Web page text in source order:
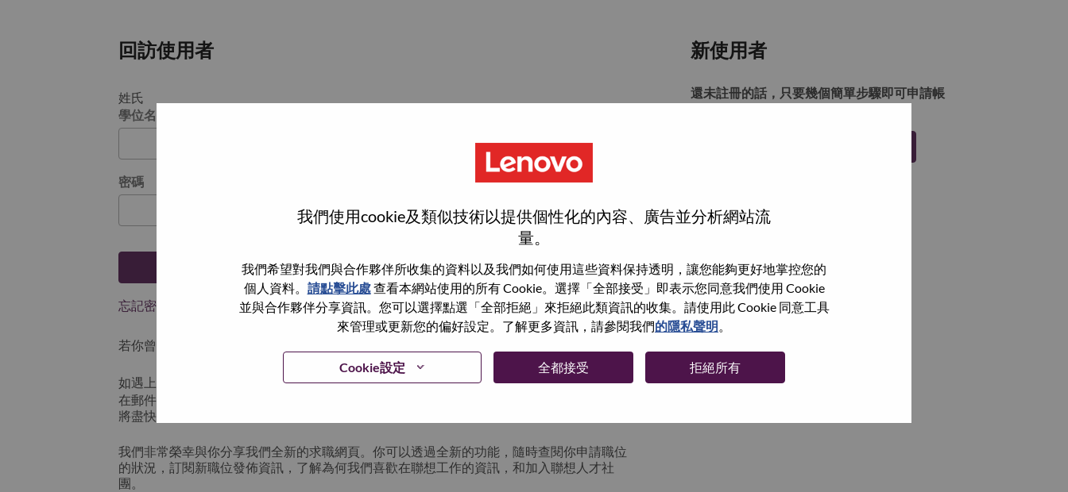
我們使用cookie及類似技術以提供個性化的內容、廣告並分析網站流
量。
我們希望對我們與合作夥伴所收集的資料以及我們如何使用這些資料保持透明，讓您能夠更好地掌控您的
個人資料。 請點擊此處查看本網站使用的所有 Cookie。選擇「全部接受」即表示您同意我們使用 Cookie
並與合作夥伴分享資訊。您可以選擇點選「全部拒絕」來拒絕此類資訊的收集。請使用此 Cookie 同意工具
來管理或更新您的偏好設定。了解更多資訊，請參閱我們的隱私聲明。
Cookie設定 全都接受 拒絕所有
回訪使用者
姓氏
學位名稱
密碼
登入
忘記密碼了？
若你曾使用你的電子郵件申請我們的職位，你可以選擇”忘記密碼”重新設定你的登入資料
如遇上登入問題，或無法建立帳號。請連絡我們的人力資源部門hrsupport@lenovo.com請
在郵件的主題寫上 “Application login issue” 及在郵件中例明你遇到的問題和附上截圖。我們
將盡快與你聯絡。
我們非常榮幸與你分享我們全新的求職網頁。你可以透過全新的功能，隨時查閱你申請職位
的狀況，訂閱新職位發佈資訊，了解為何我們喜歡在聯想工作的資訊，和加入聯想人才社
團。
新使用者
還未註冊的話，只要幾個簡單步驟即可申請帳